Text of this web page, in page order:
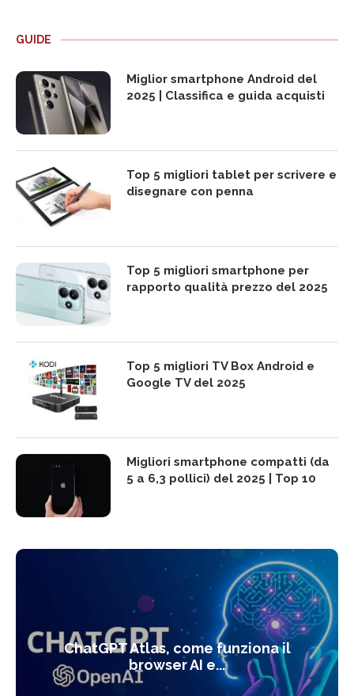
GUIDE
Miglior smartphone Android del
2025 | Classifica e guida acquisti
Top 5 migliori tablet per scrivere e
disegnare con penna
Top 5 migliori smartphone per
rapporto qualità prezzo del 2025
Top 5 migliori TV Box Android e
Google TV del 2025
Migliori smartphone compatti (da
5 a 6,3 pollici) del 2025 | Top 10
ChatGPT Atlas, come funziona il
browser AI e...